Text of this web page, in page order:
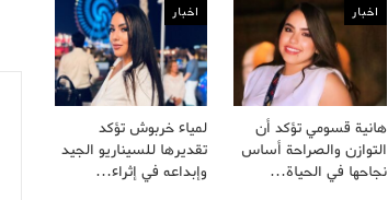
اخبار
هانية قسومي تؤكد أن
التوازن والصراحة أساس
نجاحها في الحياة…
اخبار
لمياء خربوش تؤكد
تقديرها للسيناريو الجيد
وإبداعه في إثراء…